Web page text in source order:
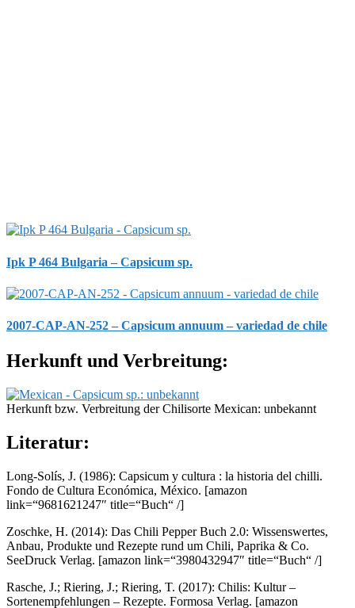
Ipk P 464 Bulgaria – Capsicum sp.
2007-CAP-AN-252 – Capsicum annuum – variedad de chile
Herkunft und Verbreitung:
Herkunft bzw. Verbreitung der Chilisorte Mexican: unbekannt
Literatur:
Long-Solís, J. (1986): Capsicum y cultura : la historia del chilli.
Fondo de Cultura Económica, México. [amazon
link=“9681621247″ title=“Buch“ /]
Zoschke, H. (2014): Das Chili Pepper Buch 2.0: Wissenswertes,
Anbau, Produkte und Rezepte rund um Chili, Paprika & Co.
SeeDruck Verlag. [amazon link=“3980432947″ title=“Buch“ /]
Rasche, J.; Riering, J.; Riering, T. (2017): Chilis: Kultur –
Sortenempfehlungen – Rezepte. Formosa Verlag. [amazon